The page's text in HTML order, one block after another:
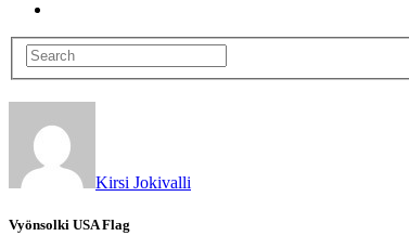
Kirsi Jokivalli
Vyönsolki USA Flag